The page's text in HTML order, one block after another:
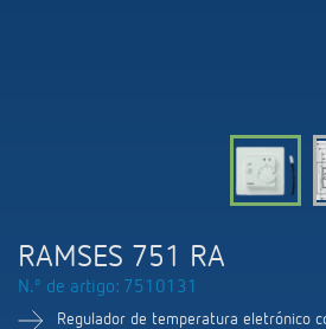
Distribuicao global
RAMSES 751 RA
N.º de artigo: 7510131
Regulador de temperatura eletrónico